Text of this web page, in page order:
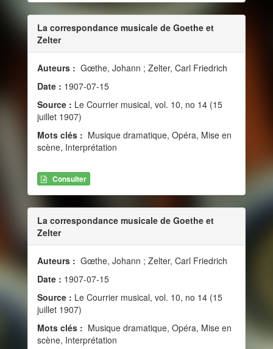
La correspondance musicale de Goethe et
Zelter
Auteurs : Gœthe, Johann ; Zelter, Carl Friedrich
Date : 1907-07-15
Source : Le Courrier musical, vol. 10, no 14 (15
juillet 1907)
Mots clés : Musique dramatique, Opéra, Mise en
scène, Interprétation
Consulter
La correspondance musicale de Goethe et
Zelter
Auteurs : Gœthe, Johann ; Zelter, Carl Friedrich
Date : 1907-07-15
Source : Le Courrier musical, vol. 10, no 14 (15
juillet 1907)
Mots clés : Musique dramatique, Opéra, Mise en
scène, Interprétation